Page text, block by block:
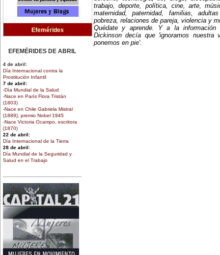
Efemérides
EFEMÉRIDES DE ABRIL
4 de abril:
Día Internacional contra la
Prostitución Infantil
7 de abril:
-Día Mundial de la Salud
-Nace en París Flora Tristán
(1803)
-Nace en Chile Gabriela Mistral
(1889), premio Nobel 1945
-Nace Victoria Ocampo, escritora
(1870)
22 de abril:
Día Internacional de la Tierra
28 de abril:
Día Mundial de la Seguridad y
Salud en el Trabajo
EFEMÉRIDES DE MARZO
1 de marzo:
Nace en Santiago, Chile, la
escritora Mercedes Valenzuela
Alvarez (1924-1993), más
conocida como Mercedes
Valdivieso. En 1961 publica 'La
Brecha', considerada como la
primera novela feminista de
Latinoamérica.
trabajo, deporte, política, cine, arte,
maternidad, paternidad, familias,
pobreza, relaciones de pareja, violencia y
Quédate y aprende. Y a la
Dickinson decía que 'ignoramos nuestra
ponemos en pie'.